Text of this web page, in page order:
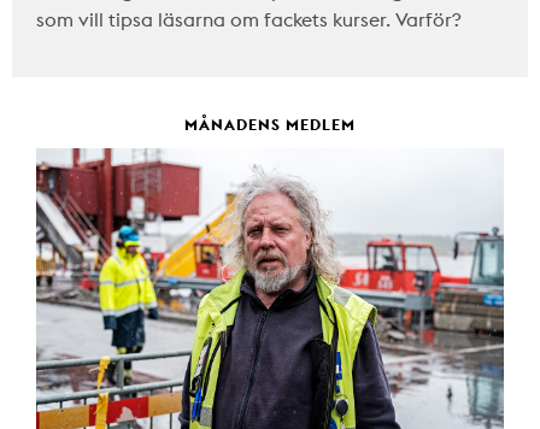
som vill tipsa läsarna om fackets kurser. Varför?
MÅNADENS MEDLEM